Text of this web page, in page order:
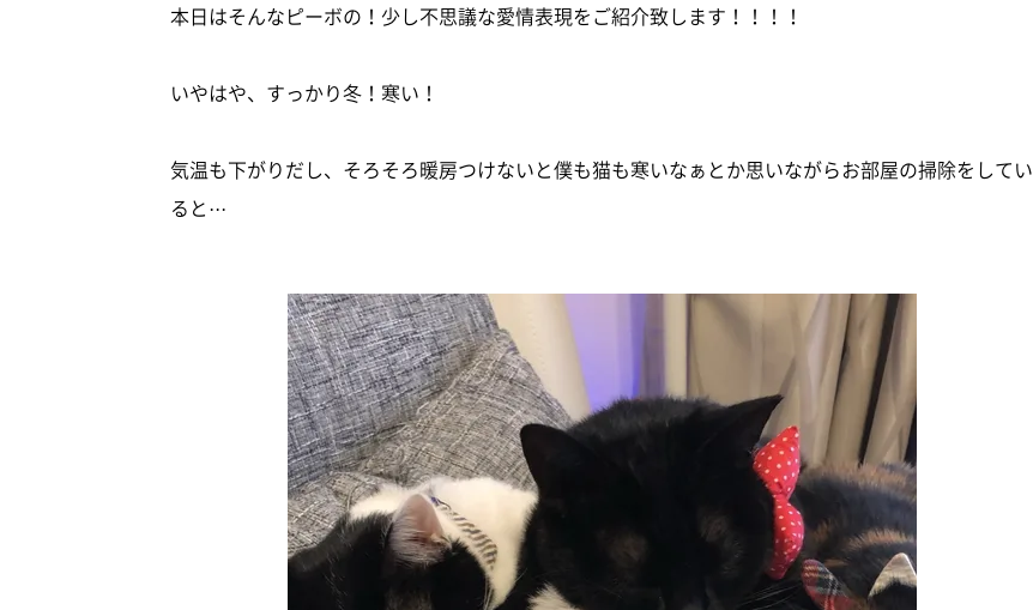
本日はそんなピーボの！少し不思議な愛情表現をご紹介致します！！！！
いやはや、すっかり冬！寒い！
気温も下がりだし、そろそろ暖房つけないと僕も猫も寒いなぁとか思いながらお部屋の掃除をしてい
ると···